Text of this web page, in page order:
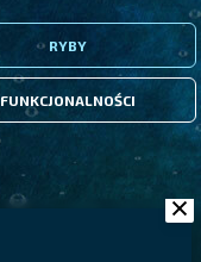
RYBY
FUNKCJONALNOŚCI